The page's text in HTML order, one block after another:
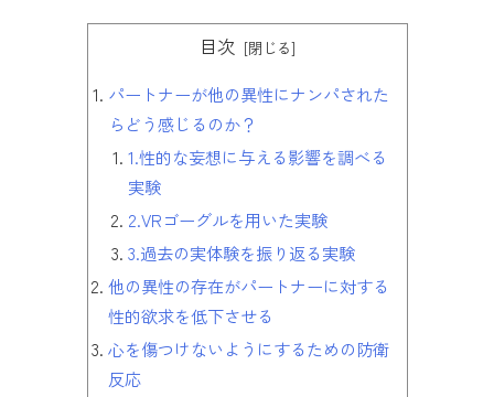
目次
パートナーが他の異性にナンパされた
らどう感じるのか？
1.性的な妄想に与える影響を調べる
実験
2.VRゴーグルを用いた実験
3.過去の実体験を振り返る実験
他の異性の存在がパートナーに対する
性的欲求を低下させる
心を傷つけないようにするための防衛
反応